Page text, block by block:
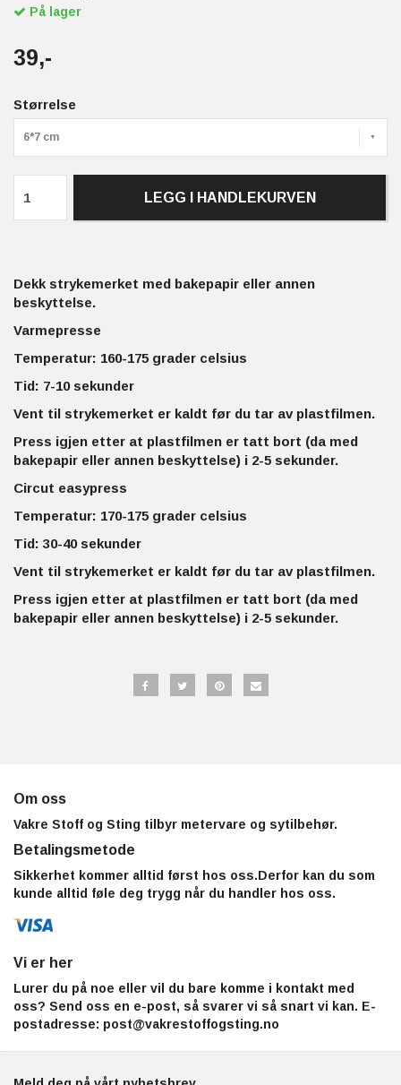
På lager
39,-
Størrelse
6*7 cm
LEGG I HANDLEKURVEN
Dekk strykemerket med bakepapir eller annen
beskyttelse.
Varmepresse
Temperatur: 160-175 grader celsius
Tid: 7-10 sekunder
Vent til strykemerket er kaldt før du tar av plastfilmen.
Press igjen etter at plastfilmen er tatt bort (da med
bakepapir eller annen beskyttelse) i 2-5 sekunder.
Circut easypress
Temperatur: 170-175 grader celsius
Tid: 30-40 sekunder
Vent til strykemerket er kaldt før du tar av plastfilmen.
Press igjen etter at plastfilmen er tatt bort (da med
bakepapir eller annen beskyttelse) i 2-5 sekunder.
Om oss
Vakre Stoff og Sting tilbyr metervare og sytilbehør.
Betalingsmetode
Sikkerhet kommer alltid først hos oss.Derfor kan du som
kunde alltid føle deg trygg når du handler hos oss.
Vi er her
Lurer du på noe eller vil du bare komme i kontakt med
oss? Send oss en e-post, så svarer vi så snart vi kan. E-
postadresse: post@vakrestoffogsting.no